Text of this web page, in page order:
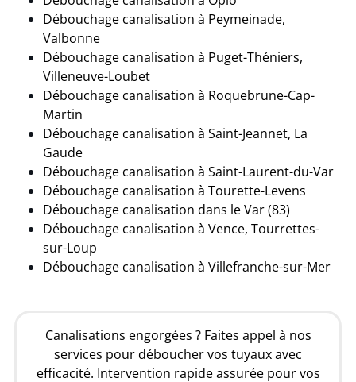
Débouchage canalisation à Peymeinade,
Valbonne
Débouchage canalisation à Puget-Théniers,
Villeneuve-Loubet
Débouchage canalisation à Roquebrune-Cap-
Martin
Débouchage canalisation à Saint-Jeannet, La
Gaude
Débouchage canalisation à Saint-Laurent-du-Var
Débouchage canalisation à Tourette-Levens
Débouchage canalisation dans le Var (83)
Débouchage canalisation à Vence, Tourrettes-
sur-Loup
Débouchage canalisation à Villefranche-sur-Mer
Canalisations engorgées ? Faites appel à nos
services pour déboucher vos tuyaux avec
efficacité. Intervention rapide assurée pour vos